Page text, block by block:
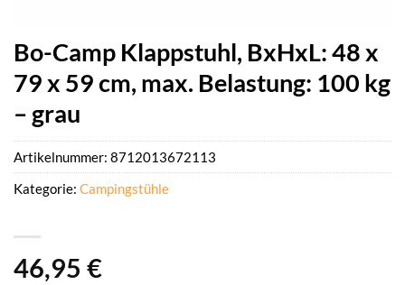
Bo-Camp Klappstuhl, BxHxL: 48 x
79 x 59 cm, max. Belastung: 100 kg
– grau
46,95 €
Artikelnummer: 8712013672113
Kategorie: Campingstühle